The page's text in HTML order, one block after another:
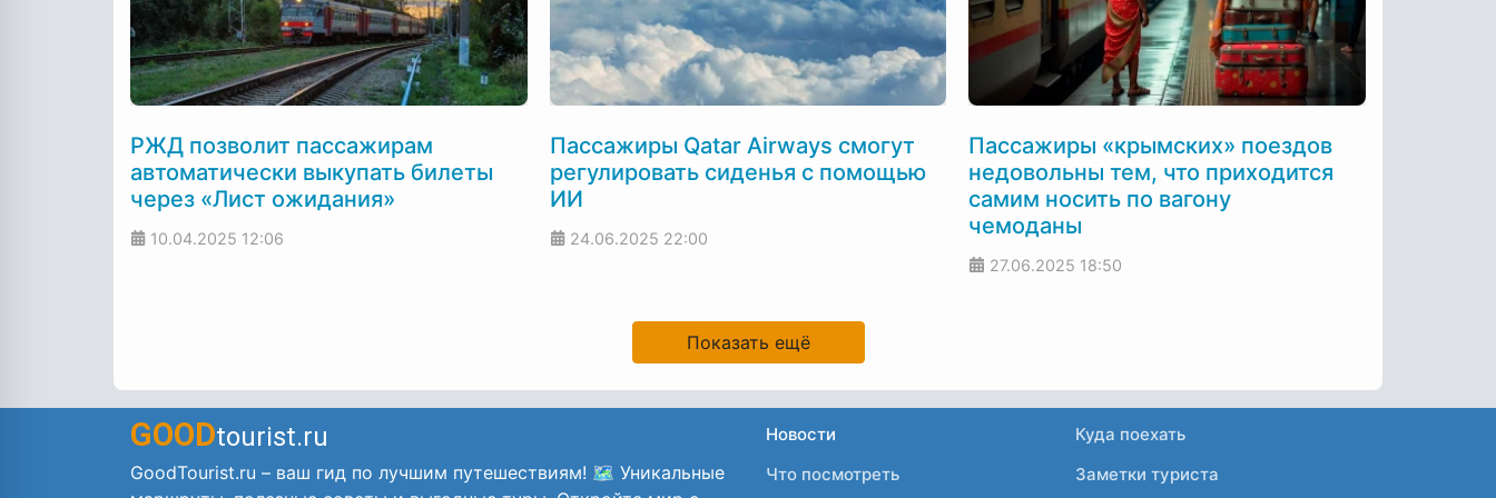
РЖД позволит пассажирам
автоматически выкупать билеты
через «Лист ожидания»
10.04.2025 12:06
Пассажиры Qatar Airways смогут
регулировать сиденья с помощью
ИИ
24.06.2025 22:00
Пассажиры «крымских» поездов
недовольны тем, что приходится
самим носить по вагону
чемоданы
27.06.2025 18:50
Показать ещё
GOODtourist.ru
GoodTourist.ru – ваш гид по лучшим путешествиям! 🗺️ Уникальные
Новости
Куда поехать
Что посмотреть
Заметки туриста